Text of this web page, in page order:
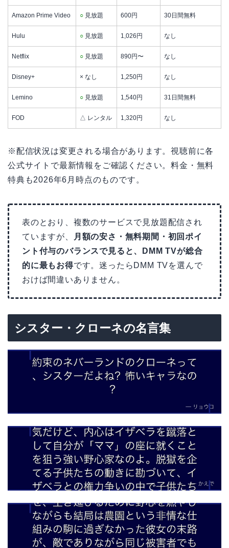
Amazon Prime Video ○ 見放題 600円 30日間無料
Hulu ○ 見放題 1,026円 なし
Netflix ○ 見放題 890円〜 なし
Disney+ × なし 1,250円 なし
Lemino ○ 見放題 1,540円 31日間無料
FOD △ レンタル 1,320円 なし
※配信状況は変更される場合があります。視聴前に各
公式サイトで最新情報をご確認ください。料金・無料
特典も2026年6月時点のものです。
表のとおり、複数のサービスで見放題配信され
ていますが、
月額の安さ・無料期間・初回ポイ
ント付与のバランスで見ると、DMM TVが総合
的に最もお得です。迷ったらDMM TVを選んで
おけば間違いありません。
シスター・クローネの名言集